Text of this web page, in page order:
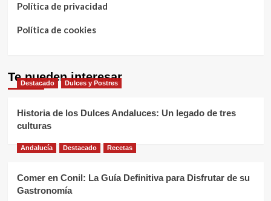
Política de privacidad
Política de cookies
Te pueden interesar
Destacado Dulces y Postres
Historia de los Dulces Andaluces: Un legado de tres
culturas
Andalucía Destacado Recetas
Comer en Conil: La Guía Definitiva para Disfrutar de su
Gastronomía